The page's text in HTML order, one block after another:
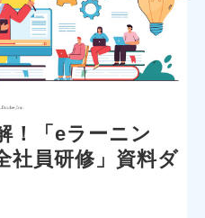
！「eラーニン
社員研修」資料ダ